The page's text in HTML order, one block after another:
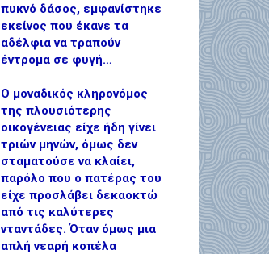
πυκνό δάσος, εμφανίστηκε
εκείνος που έκανε τα
αδέλφια να τραπούν
έντρομα σε φυγή…
Ο μοναδικός κληρονόμος
της πλουσιότερης
οικογένειας είχε ήδη γίνει
τριών μηνών, όμως δεν
σταματούσε να κλαίει,
παρόλο που ο πατέρας του
είχε προσλάβει δεκαοκτώ
από τις καλύτερες
νταντάδες. Όταν όμως μια
απλή νεαρή κοπέλα